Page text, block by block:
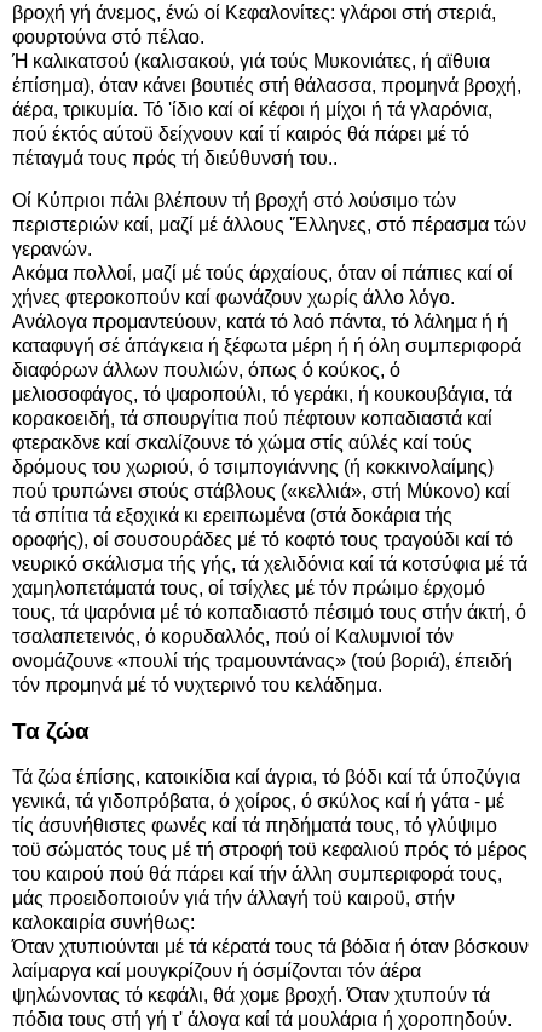
βροχή γή άνεμος, ένώ οί Κεφαλονίτες: γλάροι στή στεριά,
φουρτούνα στό πέλαο.
Ή καλικατσού (καλισακού, γιά τούς Μυκονιάτες, ή αϊθυια
έπίσημα), όταν κάνει βουτιές στή θάλασσα, προμηνά βροχή,
άέρα, τρικυμία. Τό 'ίδιο καί οί κέφοι ή μίχοι ή τά γλαρόνια,
πού έκτός αύτοϋ δείχνουν καί τί καιρός θά πάρει μέ τό
πέταγμά τους πρός τή διεύθυνσή του..
Οί Κύπριοι πάλι βλέπουν τή βροχή στό λούσιμο τών
περιστεριών καί, μαζί μέ άλλους 'Έλληνες, στό πέρασμα τών
γερανών.
Ακόμα πολλοί, μαζί μέ τούς άρχαίους, όταν οί πάπιες καί οί
χήνες φτεροκοπούν καί φωνάζουν χωρίς άλλο λόγο.
Ανάλογα προμαντεύουν, κατά τό λαό πάντα, τό λάλημα ή ή
καταφυγή σέ άπάγκεια ή ξέφωτα μέρη ή ή όλη συμπεριφορά
διαφόρων άλλων πουλιών, όπως ό κούκος, ό
μελιοσοφάγος, τό ψαροπούλι, τό γεράκι, ή κουκουβάγια, τά
κορακοειδή, τά σπουργίτια πού πέφτουν κοπαδιαστά καί
φτερακδνε καί σκαλίζουνε τό χώμα στίς αύλές καί τούς
δρόμους του χωριού, ό τσιμπογιάννης (ή κοκκινολαίμης)
πού τρυπώνει στούς στάβλους («κελλιά», στή Μύκονο) καί
τά σπίτια τά εξοχικά κι ερειπωμένα (στά δοκάρια τής
οροφής), οί σουσουράδες μέ τό κοφτό τους τραγούδι καί τό
νευρικό σκάλισμα τής γής, τά χελιδόνια καί τά κοτσύφια μέ τά
χαμηλοπετάματά τους, οί τσίχλες μέ τόν πρώιμο έρχομό
τους, τά ψαρόνια μέ τό κοπαδιαστό πέσιμό τους στήν άκτή, ό
τσαλαπετεινός, ό κορυδαλλός, πού οί Καλυμνιοί τόν
ονομάζουνε «πουλί τής τραμουντάνας» (τού βοριά), έπειδή
τόν προμηνά μέ τό νυχτερινό του κελάδημα.
Τα ζώα
Τά ζώα έπίσης, κατοικίδια καί άγρια, τό βόδι καί τά ύποζύγια
γενικά, τά γιδοπρόβατα, ό χοίρος, ό σκύλος καί ή γάτα - μέ
τίς άσυνήθιστες φωνές καί τά πηδήματά τους, τό γλύψιμο
τοϋ σώματός τους μέ τή στροφή τοϋ κεφαλιού πρός τό μέρος
του καιρού πού θά πάρει καί τήν άλλη συμπεριφορά τους,
μάς προειδοποιούν γιά τήν άλλαγή τοϋ καιροϋ, στήν
καλοκαιρία συνήθως:
Όταν χτυπιούνται μέ τά κέρατά τους τά βόδια ή όταν βόσκουν
λαίμαργα καί μουγκρίζουν ή όσμίζονται τόν άέρα
ψηλώνοντας τό κεφάλι, θά χομε βροχή. Όταν χτυπούν τά
πόδια τους στή γή τ' άλογα καί τά μουλάρια ή χοροπηδούν.